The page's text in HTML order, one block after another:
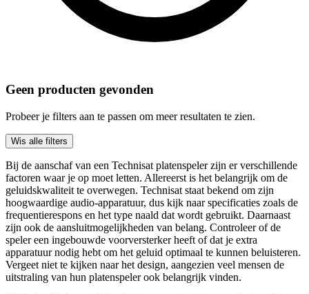
Geen producten gevonden
Probeer je filters aan te passen om meer resultaten te zien.
Wis alle filters
Bij de aanschaf van een Technisat platenspeler zijn er verschillende
factoren waar je op moet letten. Allereerst is het belangrijk om de
geluidskwaliteit te overwegen. Technisat staat bekend om zijn
hoogwaardige audio-apparatuur, dus kijk naar specificaties zoals de
frequentierespons en het type naald dat wordt gebruikt. Daarnaast
zijn ook de aansluitmogelijkheden van belang. Controleer of de
speler een ingebouwde voorversterker heeft of dat je extra
apparatuur nodig hebt om het geluid optimaal te kunnen beluisteren.
Vergeet niet te kijken naar het design, aangezien veel mensen de
uitstraling van hun platenspeler ook belangrijk vinden.